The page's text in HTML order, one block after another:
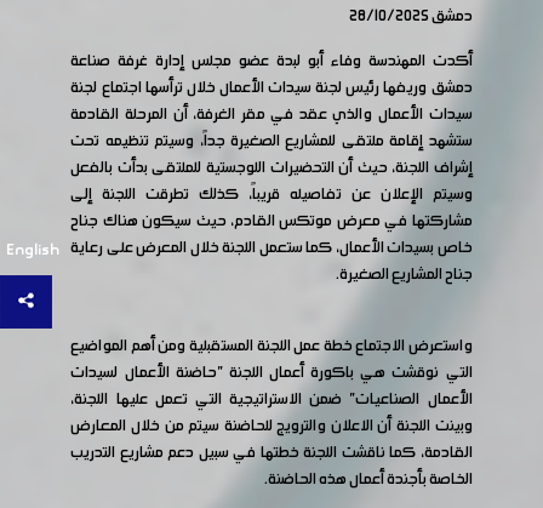
English
دمشق 28/10/2025
أكدت المهندسة وفاء أبو لبدة عضو مجلس إدارة غرفة صناعة
دمشق وريفها رئيس لجنة سيدات الأعمال خلال ترأسها اجتماع لجنة
سيدات الأعمال والذي عقد في مقر الغرفة، أن المرحلة القادمة
ستشهد إقامة ملتقى للمشاريع الصغيرة جداً، وسيتم تنظيمه تحت
إشراف اللجنة، حيث أن التحضيرات اللوجستية للملتقى بدأت بالفعل
وسيتم الإعلان عن تفاصيله قريباً، كذلك تطرقت اللجنة إلى
مشاركتها في معرض موتكس القادم، حيث سيكون هناك جناح
خاص بسيدات الأعمال، كما ستعمل اللجنة خلال المعرض على رعاية
جناح المشاريع الصغيرة.
واستعرض الاجتماع خطة عمل اللجنة المستقبلية ومن أهم المواضيع
التي نوقشت هي باكورة أعمال اللجنة "حاضنة الأعمال لسيدات
الأعمال الصناعيات" ضمن الاستراتيجية التي تعمل عليها اللجنة،
وبينت اللجنة أن الاعلان والترويج للحاضنة سيتم من خلال المعارض
القادمة، كما ناقشت اللجنة خطتها في سبيل دعم مشاريع التدريب
الخاصة بأجندة أعمال هذه الحاضنة.